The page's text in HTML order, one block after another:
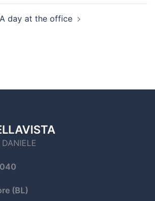
A day at the office
(BL)